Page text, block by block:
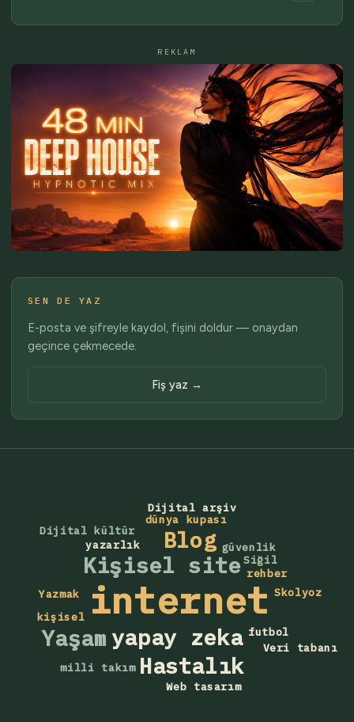
REKLAM
SEN DE YAZ
E-posta ve şifreyle kaydol, fişini doldur — onaydan
geçince çekmecede.
Fiş yaz →
internet
yapay zeka
Kişisel site
Blog
Hastalık
Yaşam
rehber
yazarlık güvenlik
kişisel
futbol
milli takım
dünya kupası
Web tasarım
Dijital kültür
Yazmak
Dijital arşiv
Siğil
Skolyoz
Veri tabanı